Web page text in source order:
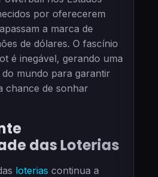
por oferecerem
a marca de
de dólares. O fascínio
é inegável, gerando uma
mundo para garantir
chance de sonhar
das Loterias
loterias continua a